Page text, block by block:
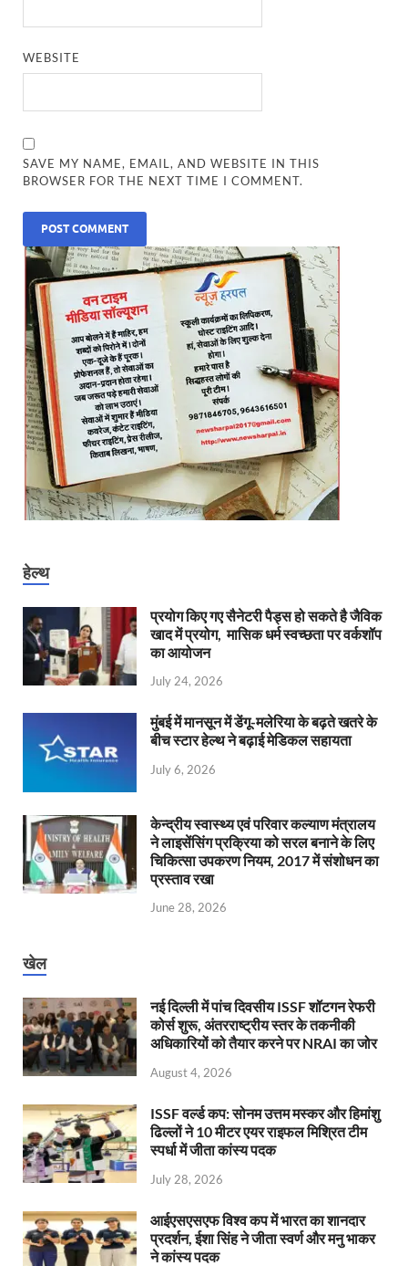
WEBSITE
SAVE MY NAME, EMAIL, AND WEBSITE IN THIS
BROWSER FOR THE NEXT TIME I COMMENT.
हेल्थ
प्रयोग किए गए सैनेटरी पैड्स हो सकते है जैविक
खाद में प्रयोग, मासिक धर्म स्वच्छता पर वर्कशॉप
का आयोजन
July 24, 2026
मुंबई में मानसून में डेंगू-मलेरिया के बढ़ते खतरे के
बीच स्टार हेल्थ ने बढ़ाई मेडिकल सहायता
July 6, 2026
केन्‍द्रीय स्वास्थ्य एवं परिवार कल्याण मंत्रालय
ने लाइसेंसिंग प्रक्रिया को सरल बनाने के लिए
चिकित्सा उपकरण नियम, 2017 में संशोधन का
प्रस्ताव रखा
June 28, 2026
खेल
नई दिल्ली में पांच दिवसीय ISSF शॉटगन रेफरी
कोर्स शुरू, अंतरराष्ट्रीय स्तर के तकनीकी
अधिकारियों को तैयार करने पर NRAI का जोर
August 4, 2026
ISSF वर्ल्ड कप: सोनम उत्तम मस्कर और हिमांशु
ढिल्लों ने 10 मीटर एयर राइफल मिश्रित टीम
स्पर्धा में जीता कांस्य पदक
July 28, 2026
आईएसएसएफ विश्व कप में भारत का शानदार
प्रदर्शन, ईशा सिंह ने जीता स्वर्ण और मनु भाकर
ने कांस्य पदक